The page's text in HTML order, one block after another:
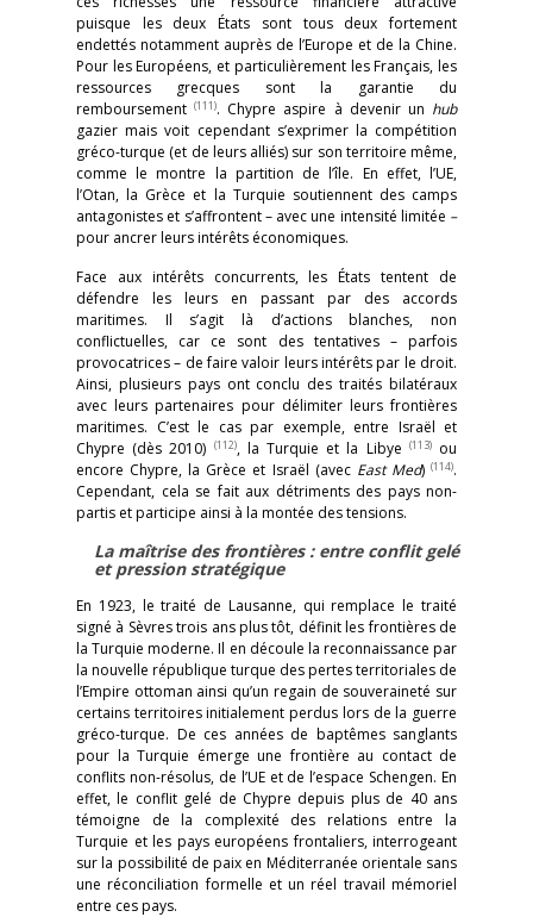
puisque les deux États sont tous deux fortement
endettés notamment auprès de l’Europe et de la Chine.
Pour les Européens, et particulièrement les Français, les
ressources grecques sont la garantie du
remboursement(111). Chypre aspire à devenir un hub
gazier mais voit cependant s’exprimer la compétition
gréco-turque (et de leurs alliés) sur son territoire même,
comme le montre la partition de l’île. En effet, l’UE,
l’Otan, la Grèce et la Turquie soutiennent des camps
antagonistes et s’affrontent – avec une intensité limitée –
pour ancrer leurs intérêts économiques.
Face aux intérêts concurrents, les États tentent de
défendre les leurs en passant par des accords
maritimes. Il s’agit là d’actions blanches, non
conflictuelles, car ce sont des tentatives – parfois
provocatrices – de faire valoir leurs intérêts par le droit.
Ainsi, plusieurs pays ont conclu des traités bilatéraux
avec leurs partenaires pour délimiter leurs frontières
maritimes. C’est le cas par exemple, entre Israël et
Chypre (dès 2010) (112), la Turquie et la Libye (113)ou
encore Chypre, la Grèce et Israël (avec East Med)(114).
Cependant, cela se fait aux détriments des pays non-
partis et participe ainsi à la montée des tensions.
La maîtrise des frontières : entre conflit gelé
et pression stratégique
En 1923, le traité de Lausanne, qui remplace le traité
signé à Sèvres trois ans plus tôt, définit les frontières de
la Turquie moderne. Il en découle la reconnaissance par
la nouvelle république turque des pertes territoriales de
l’Empire ottoman ainsi qu’un regain de souveraineté sur
certains territoires initialement perdus lors de la guerre
gréco-turque. De ces années de baptêmes sanglants
pour la Turquie émerge une frontière au contact de
conflits non-résolus, de l’UE et de l’espace Schengen. En
effet, le conflit gelé de Chypre depuis plus de 40 ans
témoigne de la complexité des relations entre la
Turquie et les pays européens frontaliers, interrogeant
sur la possibilité de paix en Méditerranée orientale sans
une réconciliation formelle et un réel travail mémoriel
entre ces pays.